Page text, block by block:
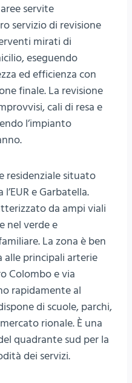
servite
servizio di revisione
mirati di
eseguendo
ed efficienza con
finale. La revisione
cali di resa e
l’impianto
residenziale situato
e Garbatella.
da ampi viali
nel verde e
La zona è ben
alle principali arterie
Colombo e via
rapidamente al
di scuole, parchi,
rionale. È una
quadrante sud per la
dei servizi.